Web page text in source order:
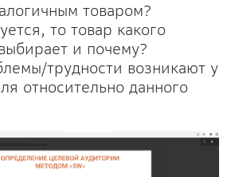
товаром?
то товар какого
и почему?
трудности возникают у
относительно данного